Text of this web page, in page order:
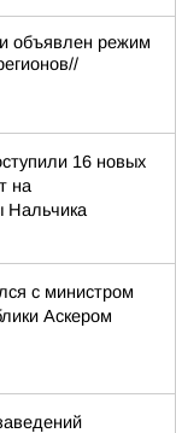
объявлен режим
16 новых
на
Нальчика
с министром
Аскером